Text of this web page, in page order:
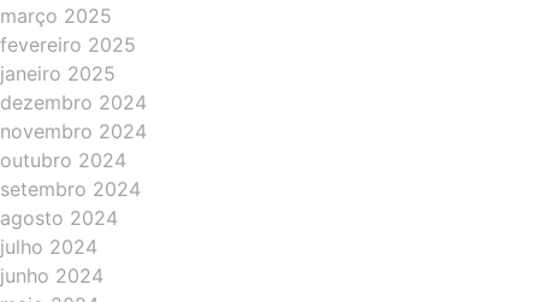
março 2025
fevereiro 2025
janeiro 2025
dezembro 2024
novembro 2024
outubro 2024
setembro 2024
agosto 2024
julho 2024
junho 2024